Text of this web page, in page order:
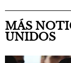
MÁS
UNIDOS